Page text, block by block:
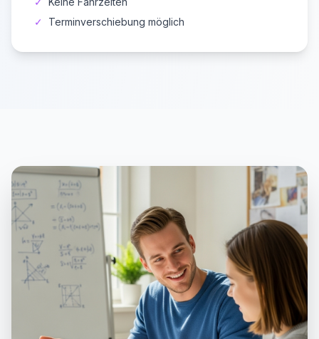
✓
Terminverschiebung möglich